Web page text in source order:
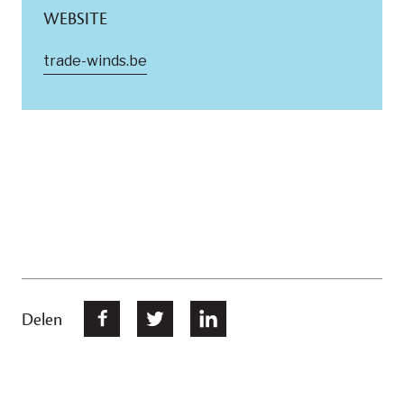
WEBSITE
trade-winds.be
Delen